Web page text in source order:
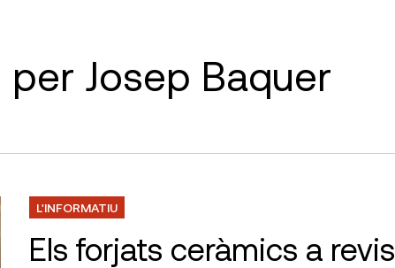
Josep Baquer
L'INFORMATIU
Els forjats ceràmics a